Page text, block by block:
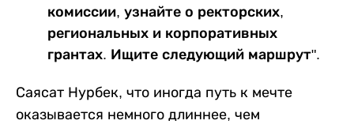
комиссии, узнайте о ректорских,
региональных и корпоративных
грантах. Ищите следующий маршрут".
Саясат Нурбек, что иногда путь к мечте
оказывается немного длиннее, чем